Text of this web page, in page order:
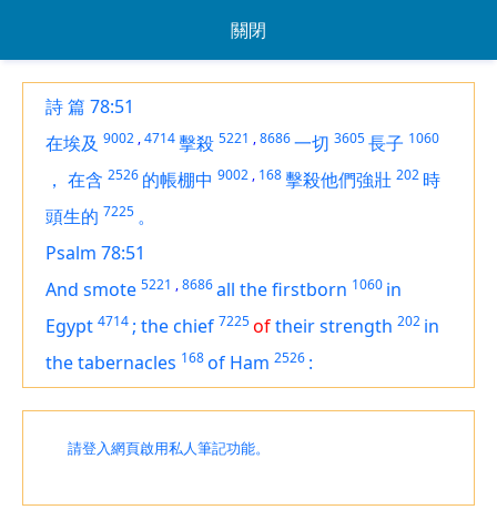
關閉
詩 篇 78:51
在埃及 9002 ,4714擊殺 5221 ,8686一切 3605長子 1060
， 在含 2526 的帳棚中 9002 , 168擊殺他們強壯 202 時
頭生的 7225 。
Psalm 78:51
And smote 5221 ,8686all the firstborn 1060 in
Egypt 4714 ; the chief 7225oftheirstrength 202 in
the tabernacles 168of Ham 2526 :
請登入網頁啟用私人筆記功能。